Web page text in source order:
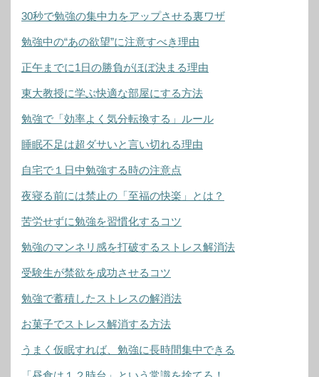
30秒で勉強の集中力をアップさせる裏ワザ
勉強中の“あの欲望”に注意すべき理由
正午までに1日の勝負がほぼ決まる理由
東大教授に学ぶ快適な部屋にする方法
勉強で「効率よく気分転換する」ルール
睡眠不足は超ダサいと言い切れる理由
自宅で１日中勉強する時の注意点
夜寝る前には禁止の「至福の快楽」とは？
苦労せずに勉強を習慣化するコツ
勉強のマンネリ感を打破するストレス解消法
受験生が禁欲を成功させるコツ
勉強で蓄積したストレスの解消法
お菓子でストレス解消する方法
うまく仮眠すれば、勉強に長時間集中できる